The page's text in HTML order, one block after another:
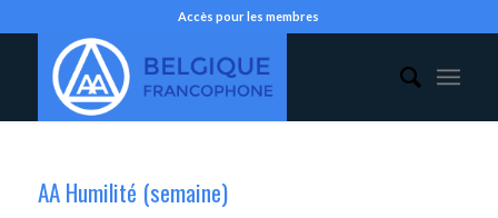
Accès pour les membres
AA Humilité (semaine)